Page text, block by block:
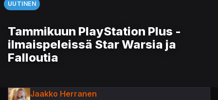
UUTINEN
Tammikuun PlayStation Plus -
ilmaispeleissä Star Warsia ja
Falloutia
Jaakko Herranen